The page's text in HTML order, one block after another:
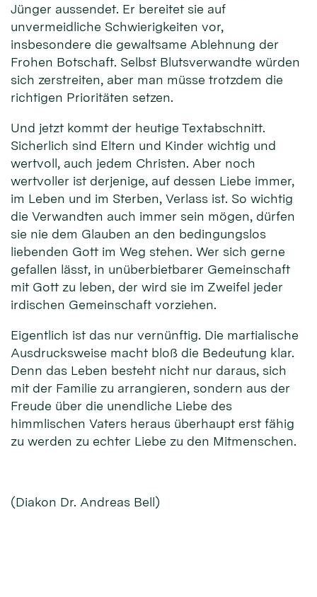
Jünger aussendet. Er bereitet sie auf
unvermeidliche Schwierigkeiten vor,
insbesondere die gewaltsame Ablehnung der
Frohen Botschaft. Selbst Blutsverwandte würden
sich zerstreiten, aber man müsse trotzdem die
richtigen Prioritäten setzen.
Und jetzt kommt der heutige Textabschnitt.
Sicherlich sind Eltern und Kinder wichtig und
wertvoll, auch jedem Christen. Aber noch
wertvoller ist derjenige, auf dessen Liebe immer,
im Leben und im Sterben, Verlass ist. So wichtig
die Verwandten auch immer sein mögen, dürfen
sie nie dem Glauben an den bedingungslos
liebenden Gott im Weg stehen. Wer sich gerne
gefallen lässt, in unüberbietbarer Gemeinschaft
mit Gott zu leben, der wird sie im Zweifel jeder
irdischen Gemeinschaft vorziehen.
Eigentlich ist das nur vernünftig. Die martialische
Ausdrucksweise macht bloß die Bedeutung klar.
Denn das Leben besteht nicht nur daraus, sich
mit der Familie zu arrangieren, sondern aus der
Freude über die unendliche Liebe des
himmlischen Vaters heraus überhaupt erst fähig
zu werden zu echter Liebe zu den Mitmenschen.
(Diakon Dr. Andreas Bell)